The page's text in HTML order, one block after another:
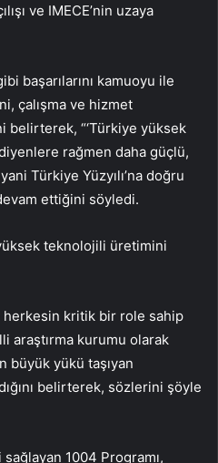
ve IMECE’nin uzaya
başarılarını kamuoyu ile
çalışma ve hizmet
belirterek, “‘Türkiye yüksek
rağmen daha güçlü,
Türkiye Yüzyılı’na doğru
ettiğini söyledi.
teknolojili üretimini
herkesin kritik bir role sahip
araştırma kurumu olarak
büyük yükü taşıyan
belirterek, sözlerini şöyle
1004 Programı,